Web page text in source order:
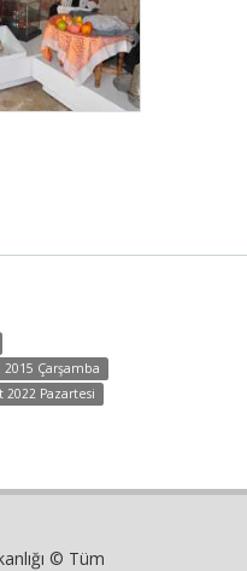
Çarşamba
2022 Pazartesi
© Tüm